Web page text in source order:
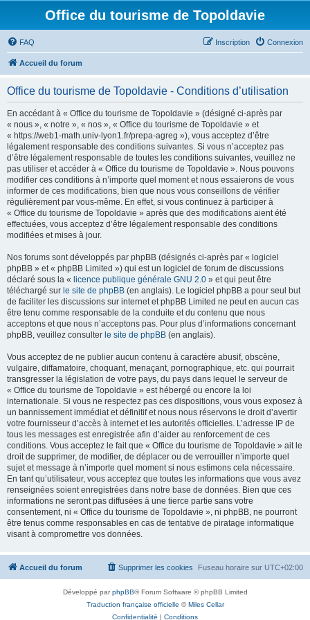
Office du tourisme de Topoldavie
FAQ Connexion
Inscription
Accueil du forum
Office du tourisme de Topoldavie - Conditions d’utilisation
En accédant à « Office du tourisme de Topoldavie » (désigné ci-après par
« nous », « notre », « nos », « Office du tourisme de Topoldavie » et
« https://web1-math.univ-lyon1.fr/prepa-agreg »), vous acceptez d’être
légalement responsable des conditions suivantes. Si vous n’acceptez pas
d’être légalement responsable de toutes les conditions suivantes, veuillez ne
pas utiliser et accéder à « Office du tourisme de Topoldavie ». Nous pouvons
modifier ces conditions à n’importe quel moment et nous essaierons de vous
informer de ces modifications, bien que nous vous conseillons de vérifier
régulièrement par vous-même. En effet, si vous continuez à participer à
« Office du tourisme de Topoldavie » après que des modifications aient été
effectuées, vous acceptez d’être légalement responsable des conditions
modifiées et mises à jour.
Nos forums sont développés par phpBB (désignés ci-après par « logiciel
phpBB » et « phpBB Limited ») qui est un logiciel de forum de discussions
déclaré sous la « licence publique générale GNU 2.0 » et qui peut être
téléchargé sur le site de phpBB (en anglais). Le logiciel phpBB a pour seul but
de faciliter les discussions sur internet et phpBB Limited ne peut en aucun cas
être tenu comme responsable de la conduite et du contenu que nous
acceptons et que nous n’acceptons pas. Pour plus d’informations concernant
phpBB, veuillez consulter le site de phpBB (en anglais).
Vous acceptez de ne publier aucun contenu à caractère abusif, obscène,
vulgaire, diffamatoire, choquant, menaçant, pornographique, etc. qui pourrait
transgresser la législation de votre pays, du pays dans lequel le serveur de
« Office du tourisme de Topoldavie » est hébergé ou encore la loi
internationale. Si vous ne respectez pas ces dispositions, vous vous exposez à
un bannissement immédiat et définitif et nous nous réservons le droit d’avertir
votre fournisseur d’accès à internet et les autorités officielles. L’adresse IP de
tous les messages est enregistrée afin d’aider au renforcement de ces
conditions. Vous acceptez le fait que « Office du tourisme de Topoldavie » ait le
droit de supprimer, de modifier, de déplacer ou de verrouiller n’importe quel
sujet et message à n’importe quel moment si nous estimons cela nécessaire.
En tant qu’utilisateur, vous acceptez que toutes les informations que vous avez
renseignées soient enregistrées dans notre base de données. Bien que ces
informations ne seront pas diffusées à une tierce partie sans votre
consentement, ni « Office du tourisme de Topoldavie », ni phpBB, ne pourront
être tenus comme responsables en cas de tentative de piratage informatique
visant à compromettre vos données.
Accueil du forum Fuseau horaire sur UTC+02:00
Supprimer les cookies
Développé parphpBB® Forum Software © phpBB Limited
Traduction française officielle ©Miles Cellar
Confidentialité | Conditions